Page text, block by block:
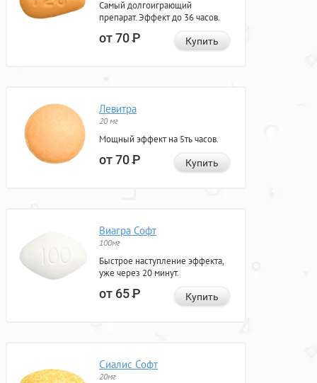
Самый долгоиграющий
препарат. Эффект до 36 часов.
от 70Р Купить
Левитра
20 мг
Мощный эффект на 5ть часов.
от 70Р Купить
Виагра Софт
100мг
Быстрое наступление эффекта,
уже через 20 минут.
от 65Р Купить
Сиалис Софт
20мг